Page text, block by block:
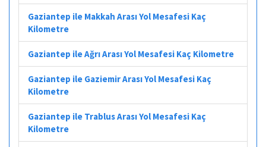
Gaziantep ile Makkah Arası Yol Mesafesi Kaç
Kilometre
Gaziantep ile Ağrı Arası Yol Mesafesi Kaç Kilometre
Gaziantep ile Gaziemir Arası Yol Mesafesi Kaç
Kilometre
Gaziantep ile Trablus Arası Yol Mesafesi Kaç
Kilometre